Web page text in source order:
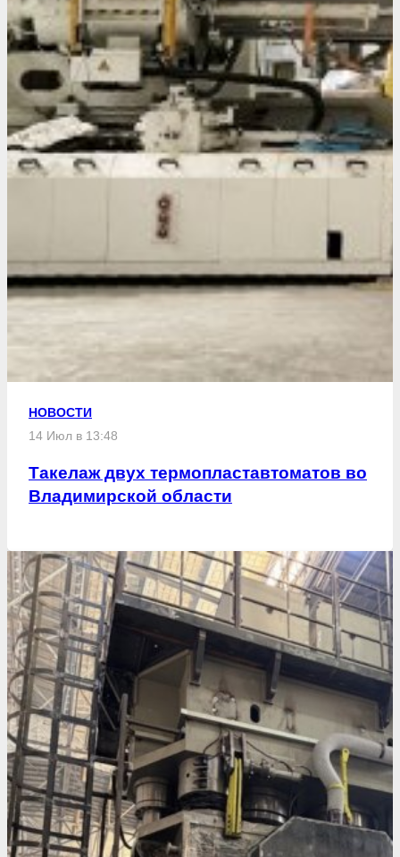
НОВОСТИ
14 Июл в 13:48
Такелаж двух термопластавтоматов во
Владимирской области